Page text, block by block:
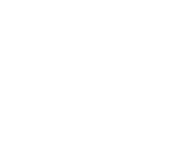
，只有最单纯的坚定，然而，在这个充满